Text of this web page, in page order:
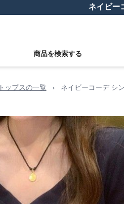
ネイビー
商品を検索する
トップスの一覧 › ネイビーコーデ シ